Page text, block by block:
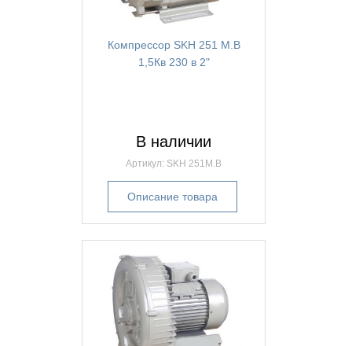
Компрессор SKH 251 М.В
1,5Кв 230 в 2"
В наличии
Артикул: SKH 251M.B
Описание товара